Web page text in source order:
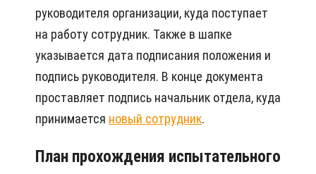
руководителя организации, куда поступает
на работу сотрудник. Также в шапке
указывается дата подписания положения и
подпись руководителя. В конце документа
проставляет подпись начальник отдела, куда
принимается новый сотрудник.
План прохождения испытательного